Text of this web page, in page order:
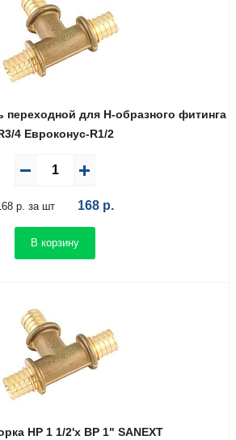
переходной для Н-образного фитинга
4 Евроконус-R1/2
р. за шт 168 р.
В корзину
НР 1 1/2'х ВР 1" SANEXT